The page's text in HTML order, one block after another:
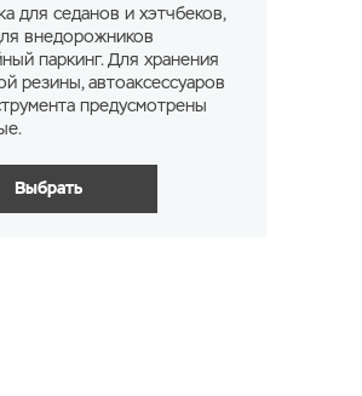
для седанов и хэтчбеков,
внедорожников
паркинг. Для хранения
резины, автоаксессуаров
предусмотрены
Выбрать